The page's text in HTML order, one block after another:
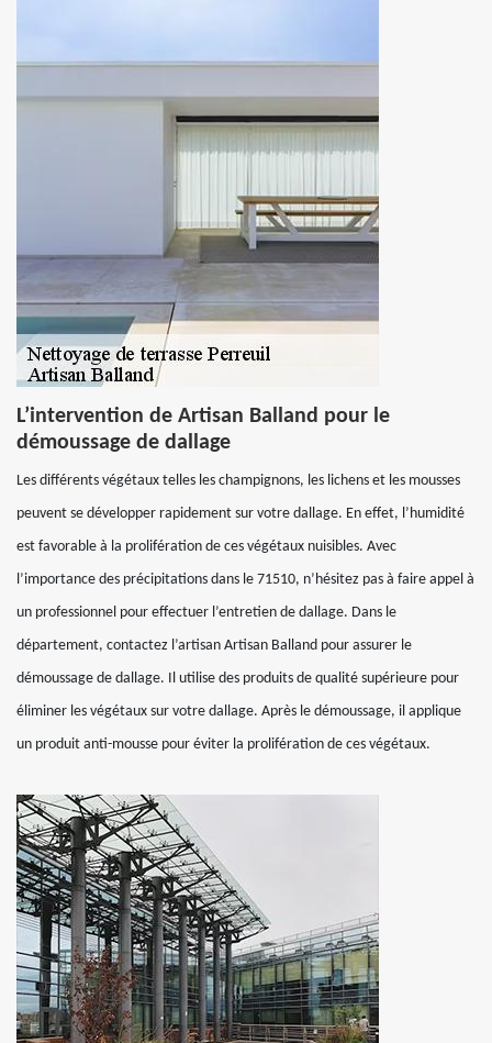
L’intervention de Artisan Balland pour le
démoussage de dallage
Les différents végétaux telles les champignons, les lichens et les mousses
peuvent se développer rapidement sur votre dallage. En effet, l’humidité
est favorable à la prolifération de ces végétaux nuisibles. Avec
l’importance des précipitations dans le 71510, n’hésitez pas à faire appel à
un professionnel pour effectuer l’entretien de dallage. Dans le
département, contactez l’artisan Artisan Balland pour assurer le
démoussage de dallage. Il utilise des produits de qualité supérieure pour
éliminer les végétaux sur votre dallage. Après le démoussage, il applique
un produit anti-mousse pour éviter la prolifération de ces végétaux.